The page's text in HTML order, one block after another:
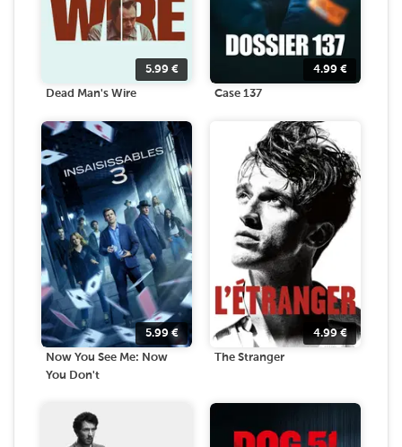
5.99 €
Dead Man's Wire
4.99 €
Case 137
5.99€
Now You See Me: Now
You Don't
4.99€
The Stranger